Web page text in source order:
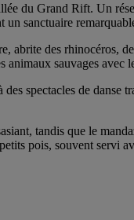
du Grand Rift. Un
sanctuaire
des rhinocéros,
sauvages avec
spectacles de danse
tandis que le
pois, souvent servi